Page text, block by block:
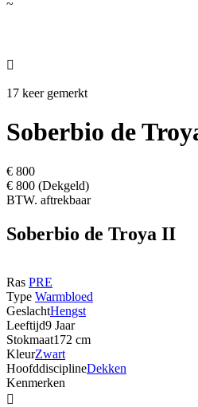
~

17 keer gemerkt
Soberbio de
€ 800
€ 800 (Dekgeld)
BTW. aftrekbaar
Soberbio de Troya II
Ras PRE
Type Warmbloed
GeslachtHengst
Leeftijd9 Jaar
Stokmaat172 cm
KleurZwart
HoofddisciplineDekken
Kenmerken
